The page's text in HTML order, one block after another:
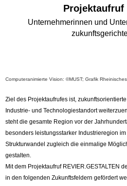
Projektaufruf
Unternehmerinnen und
Computeranimierte Vision: ©MUST; Grafik
Ziel des Projektaufrufes ist,
Industrie- und Technologiestandort
steht die gesamte Region vor der
besonders leistungsstarker Industrieregion
Strukturwandel zugleich die einmalige
gestalten.
Mit dem Projektaufruf REVIER.GESTALTEN
in den folgenden Zukunftsfeldern gefördert